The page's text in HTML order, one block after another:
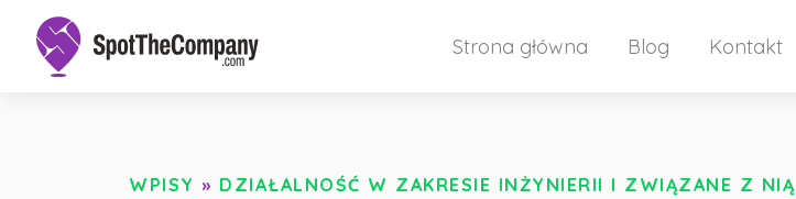
Strona główna Blog Kontakt
WPISY » DZIAŁALNOŚĆ W ZAKRESIE INŻYNIERII I ZWIĄZANE Z NIĄ